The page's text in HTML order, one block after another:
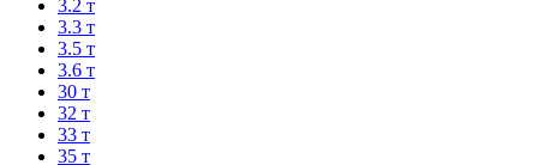
3.2 т
3.3 т
3.5 т
3.6 т
30 т
32 т
33 т
35 т